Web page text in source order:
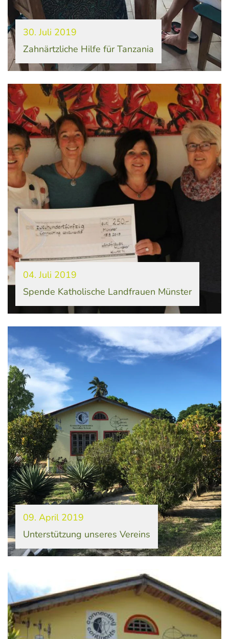
30. Juli 2019
Zahnärtzliche Hilfe für Tanzania
04. Juli 2019
Spende Katholische Landfrauen Münster
09. April 2019
Unterstützung unseres Vereins